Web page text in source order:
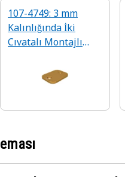
107-4749: 3 mm
Kalınlığında İki
Cıvatalı Montajlı